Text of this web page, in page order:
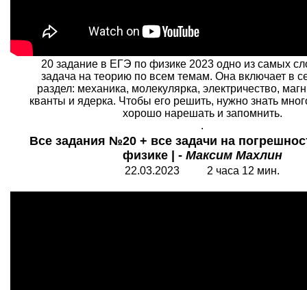
20 задание в ЕГЭ по физике 2023 одно из самых
задача на теорию по всем темам. Она включает в
раздел: механика, молекулярка, электричество,
кванты и ядерка. Чтобы его решить, нужно знать
хорошо нарешать и запомнить.
.
Все задания №20 + все задачи на
физике | - Максим Махлин
22.03.2023 2 часа 12 мин.